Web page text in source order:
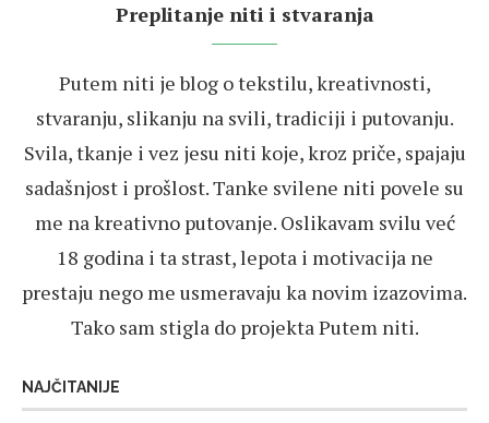
Preplitanje niti i stvaranja
Putem niti je blog o tekstilu, kreativnosti,
stvaranju, slikanju na svili, tradiciji i putovanju.
Svila, tkanje i vez jesu niti koje, kroz priče, spajaju
sadašnjost i prošlost. Tanke svilene niti povele su
me na kreativno putovanje. Oslikavam svilu već
18 godina i ta strast, lepota i motivacija ne
prestaju nego me usmeravaju ka novim izazovima.
Tako sam stigla do projekta Putem niti.
NAJČITANIJE